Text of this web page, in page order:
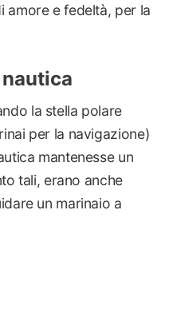
amore e fedeltà, per la
la stella polare
per la navigazione)
mantenesse un
tali, erano anche
un marinaio a